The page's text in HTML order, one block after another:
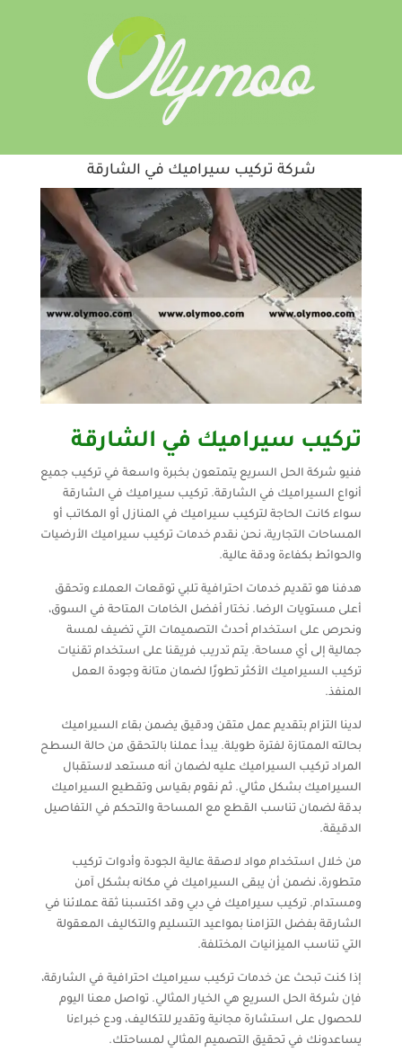
شركة تركيب سيراميك في الشارقة
تركيب سيراميك في الشارقة
فنيو شركة الحل السريع يتمتعون بخبرة واسعة في تركيب جميع
أنواع السيراميك في الشارقة. تركيب سيراميك في الشارقة
سواء كانت الحاجة لتركيب سيراميك في المنازل أو المكاتب أو
المساحات التجارية، نحن نقدم خدمات تركيب سيراميك الأرضيات
والحوائط بكفاءة ودقة عالية.
هدفنا هو تقديم خدمات احترافية تلبي توقعات العملاء وتحقق
أعلى مستويات الرضا. نختار أفضل الخامات المتاحة في السوق،
ونحرص على استخدام أحدث التصميمات التي تضيف لمسة
جمالية إلى أي مساحة. يتم تدريب فريقنا على استخدام تقنيات
تركيب السيراميك الأكثر تطورًا لضمان متانة وجودة العمل
المنفذ.
لدينا التزام بتقديم عمل متقن ودقيق يضمن بقاء السيراميك
بحالته الممتازة لفترة طويلة. يبدأ عملنا بالتحقق من حالة السطح
المراد تركيب السيراميك عليه لضمان أنه مستعد لاستقبال
السيراميك بشكل مثالي. ثم نقوم بقياس وتقطيع السيراميك
بدقة لضمان تناسب القطع مع المساحة والتحكم في التفاصيل
الدقيقة.
من خلال استخدام مواد لاصقة عالية الجودة وأدوات تركيب
متطورة، نضمن أن يبقى السيراميك في مكانه بشكل آمن
ومستدام. تركيب سيراميك في دبي وقد اكتسبنا ثقة عملائنا في
الشارقة بفضل التزامنا بمواعيد التسليم والتكاليف المعقولة
التي تناسب الميزانيات المختلفة.
إذا كنت تبحث عن خدمات تركيب سيراميك احترافية في الشارقة،
فإن شركة الحل السريع هي الخيار المثالي. تواصل معنا اليوم
للحصول على استشارة مجانية وتقدير للتكاليف، ودع خبراءنا
يساعدونك في تحقيق التصميم المثالي لمساحتك.